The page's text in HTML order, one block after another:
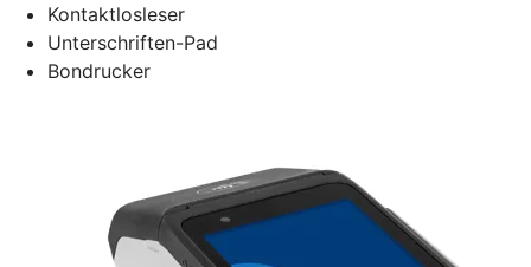
Kontaktlosleser
Unterschriften-Pad
Bondrucker